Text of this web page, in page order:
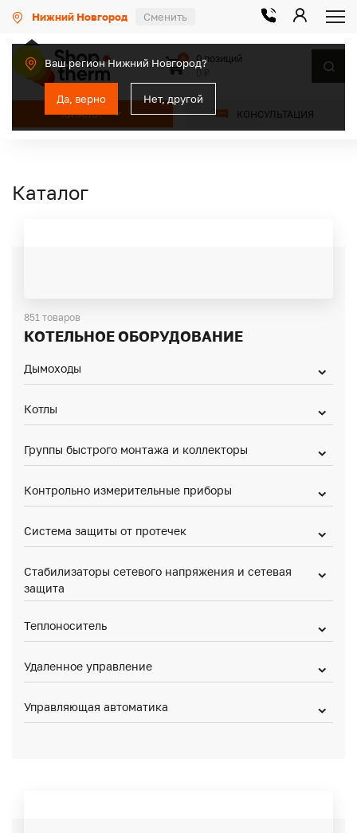
Нижний Новгород Сменить
Ваш регион Нижний Новгород?
Да, верно Нет, другой
КАТАЛОГ КОНСУЛЬТАЦИЯ
0
0 позиций
Каталог
851 товаров
КОТЕЛЬНОЕ ОБОРУДОВАНИЕ
Дымоходы
Котлы
Группы быстрого монтажа и коллекторы
Контрольно измерительные приборы
Система защиты от протечек
Стабилизаторы сетевого напряжения и сетевая
защита
Теплоноситель
Удаленное управление
Управляющая автоматика